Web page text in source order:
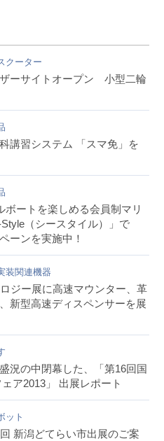
クーター
ーサイトオープン 小型二輪
講習システム 「スマ免」を
ートを楽しめる会員制マリ
（シースタイル）」で
ーンを実施中！
装関連機器
ジー展に高速マウンター、革
新型高速ディスペンサーを展
況の中閉幕した、「第16回国
ア2013」 出展レポート
ット
新潟どてらい市出展のご案